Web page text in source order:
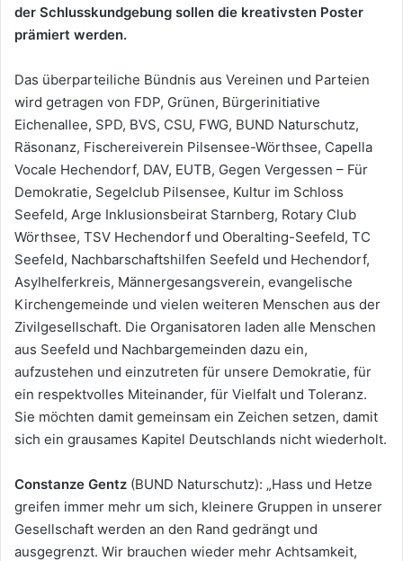
der Schlusskundgebung sollen die kreativsten Poster
prämiert werden.
Das überparteiliche Bündnis aus Vereinen und Parteien
wird getragen von FDP, Grünen, Bürgerinitiative
Eichenallee, SPD, BVS, CSU, FWG, BUND Naturschutz,
Räsonanz, Fischereiverein Pilsensee-Wörthsee, Capella
Vocale Hechendorf, DAV, EUTB, Gegen Vergessen – Für
Demokratie, Segelclub Pilsensee, Kultur im Schloss
Seefeld, Arge Inklusionsbeirat Starnberg, Rotary Club
Wörthsee, TSV Hechendorf und Oberalting-Seefeld, TC
Seefeld, Nachbarschaftshilfen Seefeld und Hechendorf,
Asylhelferkreis, Männergesangsverein, evangelische
Kirchengemeinde und vielen weiteren Menschen aus der
Zivilgesellschaft. Die Organisatoren laden alle Menschen
aus Seefeld und Nachbargemeinden dazu ein,
aufzustehen und einzutreten für unsere Demokratie, für
ein respektvolles Miteinander, für Vielfalt und Toleranz.
Sie möchten damit gemeinsam ein Zeichen setzen, damit
sich ein grausames Kapitel Deutschlands nicht wiederholt.
Constanze Gentz (BUND Naturschutz): „Hass und Hetze
greifen immer mehr um sich, kleinere Gruppen in unserer
Gesellschaft werden an den Rand gedrängt und
ausgegrenzt. Wir brauchen wieder mehr Achtsamkeit,